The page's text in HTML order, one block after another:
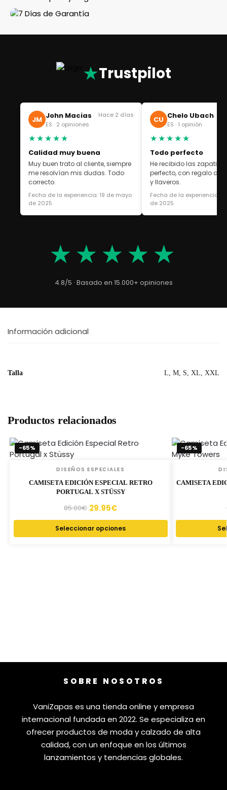
★Trustpilot
JM John Macias
ES · 2 opiniones
Hace 2 días
★★★★★
Calidad muy buena
Muy buen trato al cliente, siempre
me resolvían mis dudas. Todo
correcto.
Fecha de la experiencia: 19 de mayo
de 2025
CU Chelo Ubach
ES · 1 opinión
★★★★★
Todo perfecto
He recibido las
perfecto, con regalo de
y llaveros.
Fecha de la experiencia:
de 2025
★★★★★
4.8/5 · Basado en 15.000+ opiniones
Información adicional
Talla L, M, S, XL, XXL
Productos relacionados
-65%
DISEÑOS ESPECIALES
CAMISETA EDICIÓN ESPECIAL RETRO
PORTUGAL X STÜSSY
85.00€ 29.95€
Seleccionar opciones
-65%
CAMISETA
SOBRE NOSOTROS
VaniZapas es una tienda online y empresa
internacional fundada en 2022. Se especializa en
ofrecer productos de moda y calzado de alta
calidad, con un enfoque en los últimos
lanzamientos y tendencias globales.